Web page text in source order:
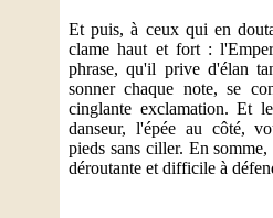
Et puis, à ceux qui en
clame haut et fort :
phrase, qu'il prive d'élan
sonner chaque note, se
cinglante exclamation. Et
danseur, l'épée au côté,
pieds sans ciller. En
déroutante et difficile à